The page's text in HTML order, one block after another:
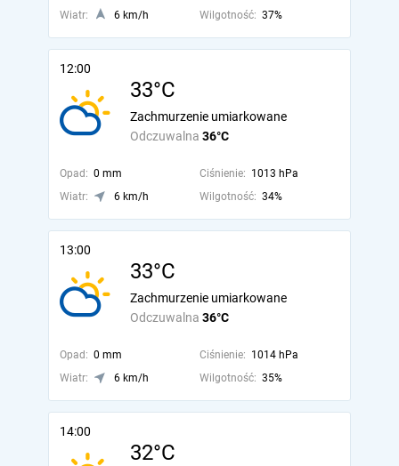
Wiatr:
6 km/h Wilgotność: 37%
12:00
33°C
Odczuwalna 36°C
Zachmurzenie umiarkowane
Opad: 0 mm Ciśnienie: 1013 hPa
Wiatr:
6 km/h Wilgotność: 34%
13:00
33°C
Odczuwalna 36°C
Zachmurzenie umiarkowane
Opad: 0 mm Ciśnienie: 1014 hPa
Wiatr:
6 km/h Wilgotność: 35%
14:00
32°C